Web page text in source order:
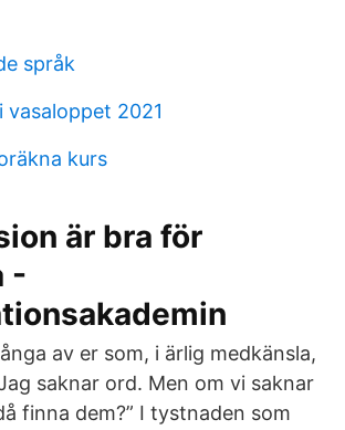
språk
vasaloppet 2021
kurs
är bra för
-
av er som, i ärlig medkänsla,
saknar ord. Men om vi saknar
finna dem?” I tystnaden som